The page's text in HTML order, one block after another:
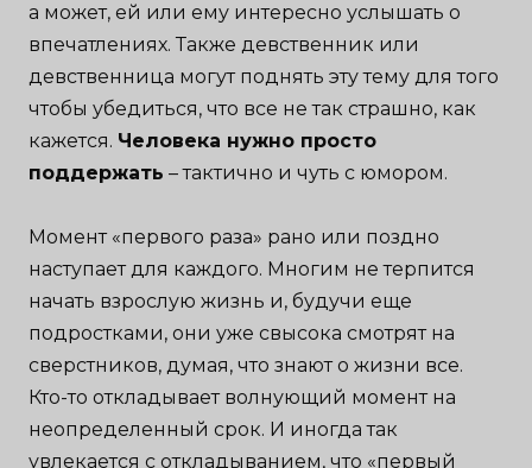
а может, ей или ему интересно услышать о
впечатлениях. Также девственник или
девственница могут поднять эту тему для того
чтобы убедиться, что все не так страшно, как
кажется. Человека нужно просто
поддержать – тактично и чуть с юмором.
Момент «первого раза» рано или поздно
наступает для каждого. Многим не терпится
начать взрослую жизнь и, будучи еще
подростками, они уже свысока смотрят на
сверстников, думая, что знают о жизни все.
Кто-то откладывает волнующий момент на
неопределенный срок. И иногда так
увлекается с откладыванием, что «первый